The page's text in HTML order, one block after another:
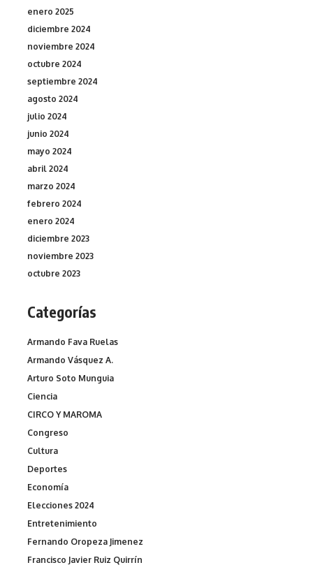
enero 2025
diciembre 2024
noviembre 2024
octubre 2024
septiembre 2024
agosto 2024
julio 2024
junio 2024
mayo 2024
abril 2024
marzo 2024
febrero 2024
enero 2024
diciembre 2023
noviembre 2023
octubre 2023
Categorías
Armando Fava Ruelas
Armando Vásquez A.
Arturo Soto Munguia
Ciencia
CIRCO Y MAROMA
Congreso
Cultura
Deportes
Economía
Elecciones 2024
Entretenimiento
Fernando Oropeza Jimenez
Francisco Javier Ruiz Quirrín